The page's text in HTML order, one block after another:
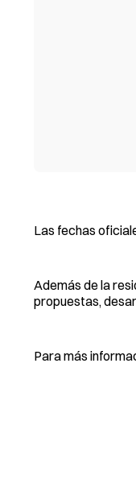
Las fechas
Además de la
propuestas,
Para más